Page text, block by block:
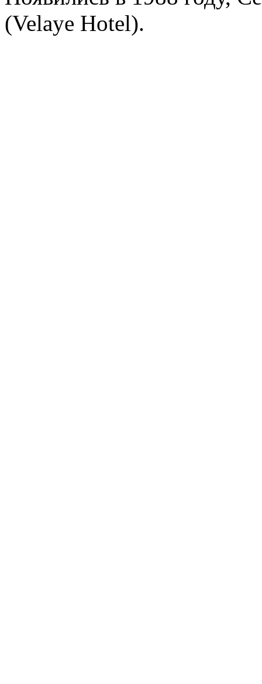
(Velaye Hotel).